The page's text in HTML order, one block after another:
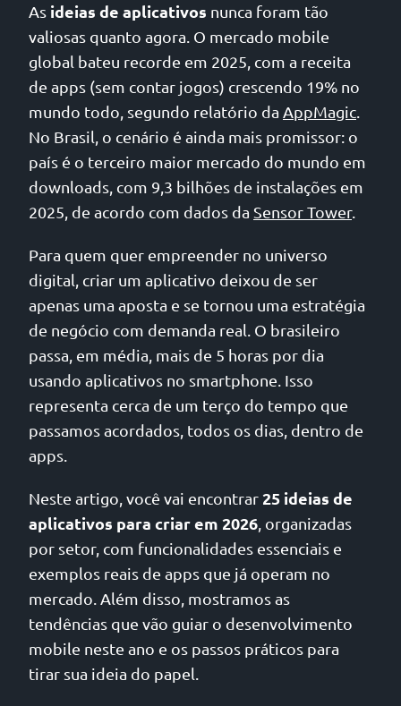
As ideias de aplicativos nunca foram tão
valiosas quanto agora. O mercado mobile
global bateu recorde em 2025, com a receita
de apps (sem contar jogos) crescendo 19% no
mundo todo, segundo relatório da AppMagic.
No Brasil, o cenário é ainda mais promissor: o
país é o terceiro maior mercado do mundo em
downloads, com 9,3 bilhões de instalações em
2025, de acordo com dados da Sensor Tower.
Para quem quer empreender no universo
digital, criar um aplicativo deixou de ser
apenas uma aposta e se tornou uma estratégia
de negócio com demanda real. O brasileiro
passa, em média, mais de 5 horas por dia
usando aplicativos no smartphone. Isso
representa cerca de um terço do tempo que
passamos acordados, todos os dias, dentro de
apps.
Neste artigo, você vai encontrar25 ideias de
aplicativos para criar em 2026, organizadas
por setor, com funcionalidades essenciais e
exemplos reais de apps que já operam no
mercado. Além disso, mostramos as
tendências que vão guiar o desenvolvimento
mobile neste ano e os passos práticos para
tirar sua ideia do papel.